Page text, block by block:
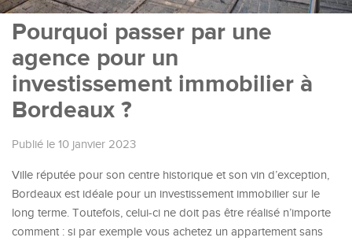
Pourquoi passer par une
agence pour un
investissement immobilier à
Bordeaux ?
Publié le 10 janvier 2023
Ville réputée pour son centre historique et son vin d’exception,
Bordeaux est idéale pour un investissement immobilier sur le
long terme. Toutefois, celui-ci ne doit pas être réalisé n’importe
comment : si par exemple vous achetez un appartement sans